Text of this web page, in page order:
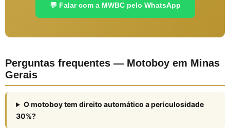
💬 Falar com a MWBC pelo WhatsApp
Perguntas frequentes — Motoboy em Minas
Gerais
O motoboy tem direito automático a periculosidade
30%?